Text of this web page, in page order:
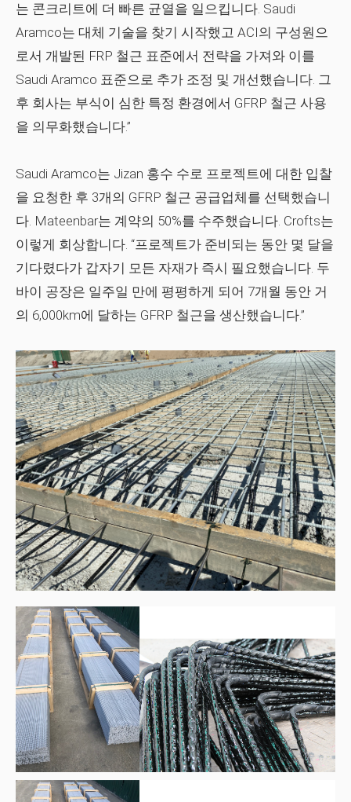
는 콘크리트에 더 빠른 균열을 일으킵니다. Saudi
Aramco는 대체 기술을 찾기 시작했고 ACI의 구성원으
로서 개발된 FRP 철근 표준에서 전략을 가져와 이를
Saudi Aramco 표준으로 추가 조정 및 개선했습니다. 그
후 회사는 부식이 심한 특정 환경에서 GFRP 철근 사용
을 의무화했습니다.”
Saudi Aramco는 Jizan 홍수 수로 프로젝트에 대한 입찰
을 요청한 후 3개의 GFRP 철근 공급업체를 선택했습니
다. Mateenbar는 계약의 50%를 수주했습니다. Crofts는
이렇게 회상합니다. “프로젝트가 준비되는 동안 몇 달을
기다렸다가 갑자기 모든 자재가 즉시 필요했습니다. 두
바이 공장은 일주일 만에 평평하게 되어 7개월 동안 거
의 6,000km에 달하는 GFRP 철근을 생산했습니다.”